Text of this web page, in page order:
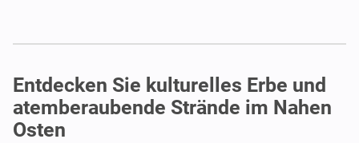
Entdecken Sie kulturelles Erbe und
atemberaubende Strände im Nahen
Osten